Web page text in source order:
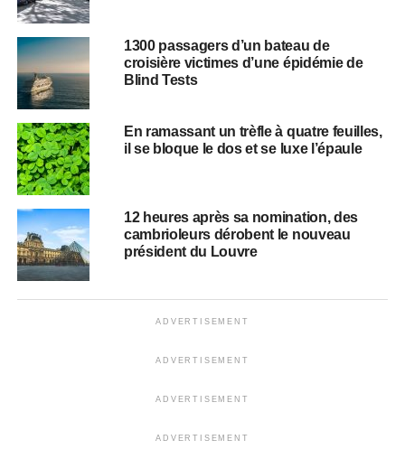
1300 passagers d’un bateau de
croisière victimes d’une épidémie de
Blind Tests
En ramassant un trèfle à quatre feuilles,
il se bloque le dos et se luxe l’épaule
12 heures après sa nomination, des
cambrioleurs dérobent le nouveau
président du Louvre
ADVERTISEMENT
ADVERTISEMENT
ADVERTISEMENT
ADVERTISEMENT